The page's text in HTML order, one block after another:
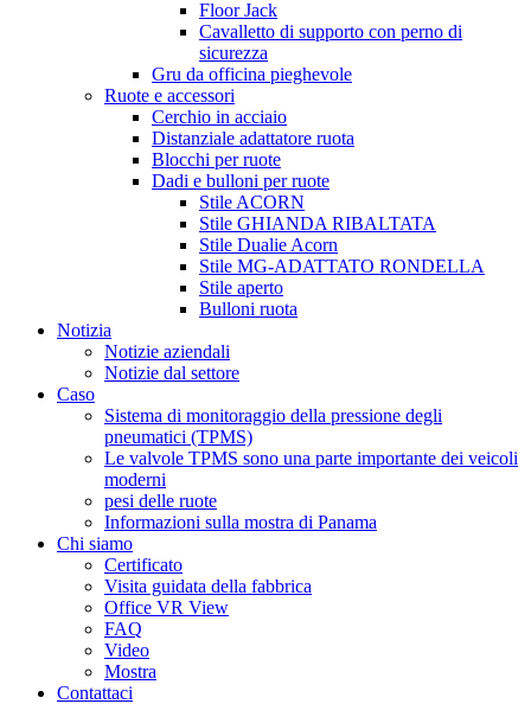
Floor Jack
Cavalletto di supporto con perno di
sicurezza
Gru da officina pieghevole
Ruote e accessori
Cerchio in acciaio
Distanziale adattatore ruota
Blocchi per ruote
Dadi e bulloni per ruote
Stile ACORN
Stile GHIANDA RIBALTATA
Stile Dualie Acorn
Stile MG-ADATTATO RONDELLA
Stile aperto
Bulloni ruota
Notizia
Notizie aziendali
Notizie dal settore
Caso
Sistema di monitoraggio della pressione degli
pneumatici (TPMS)
Le valvole TPMS sono una parte importante dei veicoli
moderni
pesi delle ruote
Informazioni sulla mostra di Panama
Chi siamo
Certificato
Visita guidata della fabbrica
Office VR View
FAQ
Video
Mostra
Contattaci